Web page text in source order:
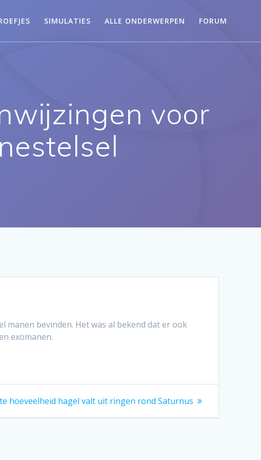
SIMULATIES ALLE ONDERWERPEN FORUM
voor
manen bevinden. Het was al bekend dat er ook
exomanen.
hoeveelheid hagel valt uit ringen rond Saturnus